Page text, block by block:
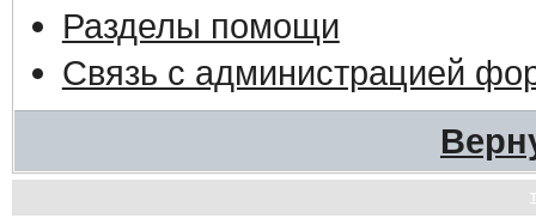
Разделы помощи
Связь с администрацией